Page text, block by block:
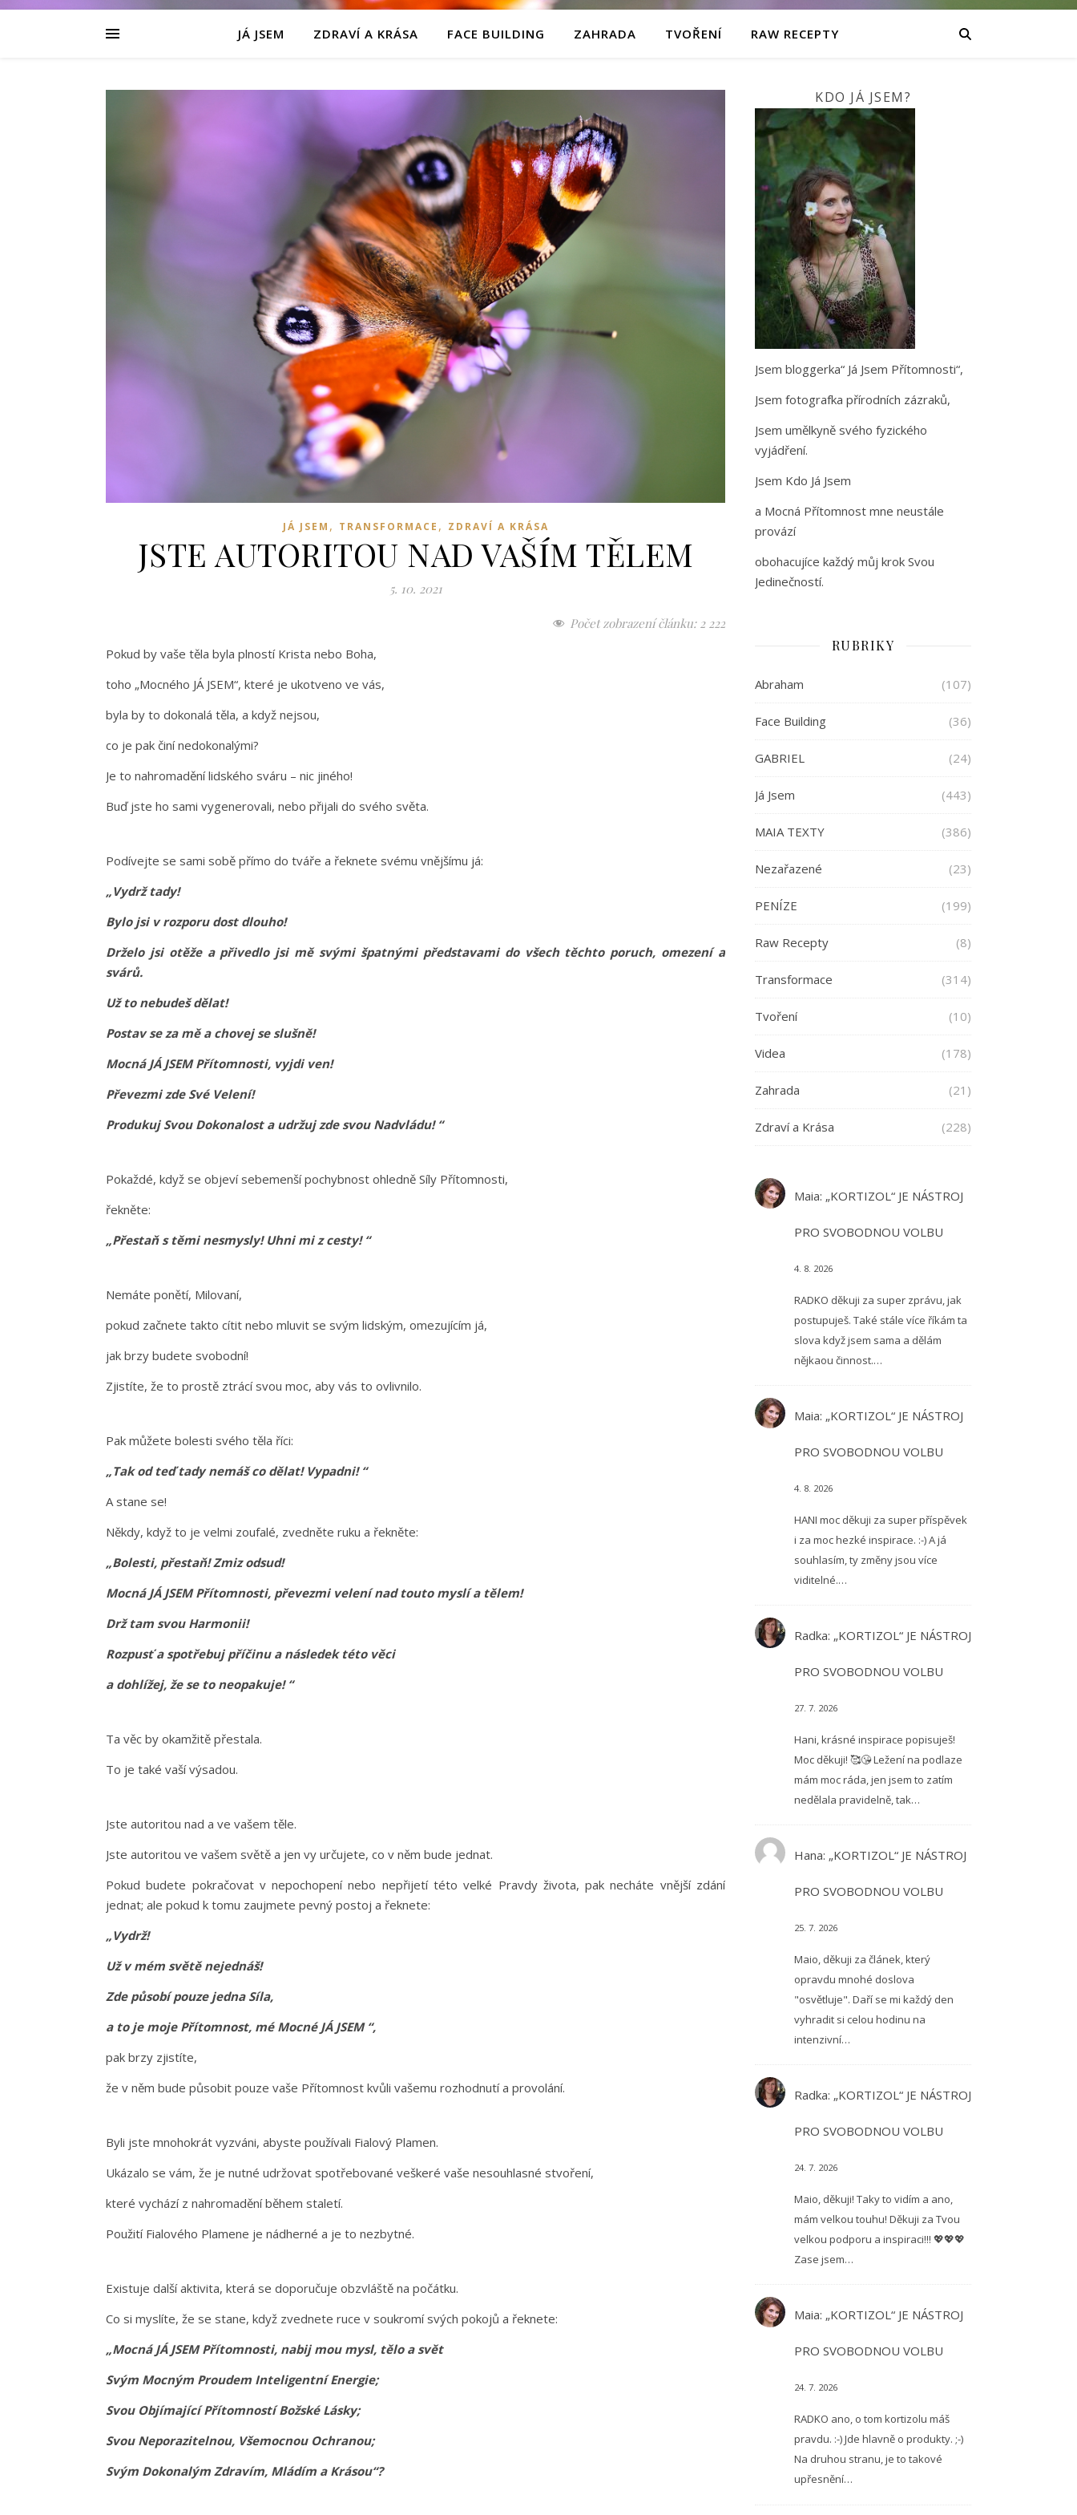
JÁ JSEM ZDRAVÍ A KRÁSA FACE BUILDING ZAHRADA TVOŘENÍ RAW RECEPTY
JÁ JSEM , TRANSFORMACE , ZDRAVÍ A KRÁSA
JSTE AUTORITOU NAD VAŠÍM TĚLEM
5. 10. 2021
Počet zobrazení článku: 2 222
Pokud by vaše těla byla plností Krista nebo Boha,
toho „Mocného JÁ JSEM“, které je ukotveno ve vás,
byla by to dokonalá těla, a když nejsou,
co je pak činí nedokonalými?
Je to nahromadění lidského sváru – nic jiného!
Buď jste ho sami vygenerovali, nebo přijali do svého světa.
Podívejte se sami sobě přímo do tváře a řeknete svému vnějšímu já:
„Vydrž tady!
Bylo jsi v rozporu dost dlouho!
Drželo jsi otěže a přivedlo jsi mě svými špatnými představami do všech těchto poruch, omezení a
svárů.
Už to nebudeš dělat!
Postav se za mě a chovej se slušně!
Mocná JÁ JSEM Přítomnosti, vyjdi ven!
Převezmi zde Své Velení!
Produkuj Svou Dokonalost a udržuj zde svou Nadvládu! “
Pokaždé, když se objeví sebemenší pochybnost ohledně Síly Přítomnosti,
řekněte:
„Přestaň s těmi nesmysly! Uhni mi z cesty! “
Nemáte ponětí, Milovaní,
pokud začnete takto cítit nebo mluvit se svým lidským, omezujícím já,
jak brzy budete svobodní!
Zjistíte, že to prostě ztrácí svou moc, aby vás to ovlivnilo.
Pak můžete bolesti svého těla říci:
„Tak od teď tady nemáš co dělat! Vypadni! “
A stane se!
Někdy, když to je velmi zoufalé, zvedněte ruku a řekněte:
„Bolesti, přestaň! Zmiz odsud!
Mocná JÁ JSEM Přítomnosti, převezmi velení nad touto myslí a tělem!
Drž tam svou Harmonii!
Rozpusť a spotřebuj příčinu a následek této věci
a dohlížej, že se to neopakuje! “
Ta věc by okamžitě přestala.
To je také vaší výsadou.
Jste autoritou nad a ve vašem těle.
Jste autoritou ve vašem světě a jen vy určujete, co v něm bude jednat.
Pokud budete pokračovat v nepochopení nebo nepřijetí této velké Pravdy života, pak necháte vnější zdání
jednat; ale pokud k tomu zaujmete pevný postoj a řeknete:
„Vydrž!
Už v mém světě nejednáš!
Zde působí pouze jedna Síla,
a to je moje Přítomnost, mé Mocné JÁ JSEM “,
pak brzy zjistíte,
že v něm bude působit pouze vaše Přítomnost kvůli vašemu rozhodnutí a provolání.
Byli jste mnohokrát vyzváni, abyste používali Fialový Plamen.
Ukázalo se vám, že je nutné udržovat spotřebované veškeré vaše nesouhlasné stvoření,
které vychází z nahromadění během staletí.
Použití Fialového Plamene je nádherné a je to nezbytné.
Existuje další aktivita, která se doporučuje obzvláště na počátku.
Co si myslíte, že se stane, když zvednete ruce v soukromí svých pokojů a řeknete:
„Mocná JÁ JSEM Přítomnosti, nabij mou mysl, tělo a svět
Svým Mocným Proudem Inteligentní Energie;
Svou Objímající Přítomností Božské Lásky;
Svou Neporazitelnou, Všemocnou Ochranou;
Svým Dokonalým Zdravím, Mládím a Krásou“?
KDO JÁ JSEM?
Jsem bloggerka“ Já Jsem Přítomnosti“,
Jsem fotografka přírodních zázraků,
Jsem umělkyně svého fyzického
vyjádření.
Jsem Kdo Já Jsem
a Mocná Přítomnost mne neustále
provází
obohacujíce každý můj krok Svou
Jedinečností.
RUBRIKY
Abraham (107)
Face Building (36)
GABRIEL (24)
Já Jsem (443)
MAIA TEXTY (386)
Nezařazené (23)
PENÍZE (199)
Raw Recepty (8)
Transformace (314)
Tvoření (10)
Videa (178)
Zahrada (21)
Zdraví a Krása (228)
Maia: „KORTIZOL“ JE NÁSTROJ
PRO SVOBODNOU VOLBU
4. 8. 2026
RADKO děkuji za super zprávu, jak
postupuješ. Také stále více říkám ta
slova když jsem sama a dělám
nějkaou činnost.…
Maia: „KORTIZOL“ JE NÁSTROJ
PRO SVOBODNOU VOLBU
4. 8. 2026
HANI moc děkuji za super příspěvek
i za moc hezké inspirace. :-) A já
souhlasím, ty změny jsou více
viditelné.…
Radka: „KORTIZOL“ JE NÁSTROJ
PRO SVOBODNOU VOLBU
27. 7. 2026
Hani, krásné inspirace popisuješ!
Moc děkuji! 🥰😘 Ležení na podlaze
mám moc ráda, jen jsem to zatím
nedělala pravidelně, tak…
Hana: „KORTIZOL“ JE NÁSTROJ
PRO SVOBODNOU VOLBU
25. 7. 2026
Maio, děkuji za článek, který
opravdu mnohé doslova
"osvětluje". Daří se mi každý den
vyhradit si celou hodinu na
intenzivní…
Radka: „KORTIZOL“ JE NÁSTROJ
PRO SVOBODNOU VOLBU
24. 7. 2026
Maio, děkuji! Taky to vidím a ano,
mám velkou touhu! Děkuji za Tvou
velkou podporu a inspiraci!!! 💖💖💖
Zase jsem…
Maia: „KORTIZOL“ JE NÁSTROJ
PRO SVOBODNOU VOLBU
24. 7. 2026
RADKO ano, o tom kortizolu máš
pravdu. :-) Jde hlavně o produkty. ;-)
Na druhou stranu, je to takové
upřesnění…